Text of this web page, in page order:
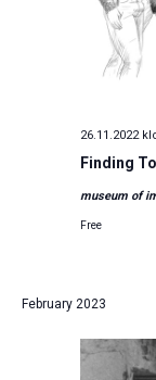
Finding
26.11.2022
museum of
Free
February 2023